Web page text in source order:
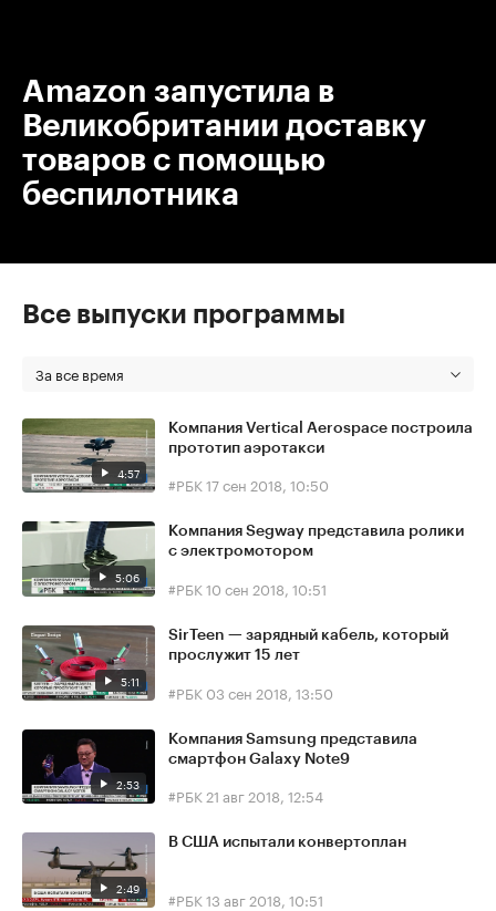
Amazon запустила в
Великобритании доставку
товаров с помощью
беспилотника
Все выпуски программы
За все время
4:57
Компания Vertical Aerospace построила
прототип аэротакси
#РБК17 сен 2018, 10:50
5:06
Компания Segway представила ролики
с электромотором
#РБК10 сен 2018, 10:51
5:11
SirTeen — зарядный кабель, который
прослужит 15 лет
#РБК 03 сен 2018, 13:50
2:53
Компания Samsung представила
смартфон Galaxy Note9
#РБК 21 авг 2018, 12:54
2:49
В США испытали конвертоплан
#РБК13 авг 2018, 10:51